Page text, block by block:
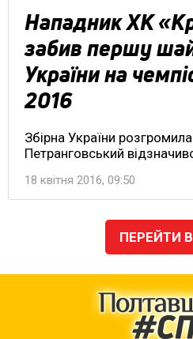
Нападник ХК
забив першу
України на
2016
Збірна України
Петранговський
18 квітня 2016, 09:50
ПЕРЕЙТИ В